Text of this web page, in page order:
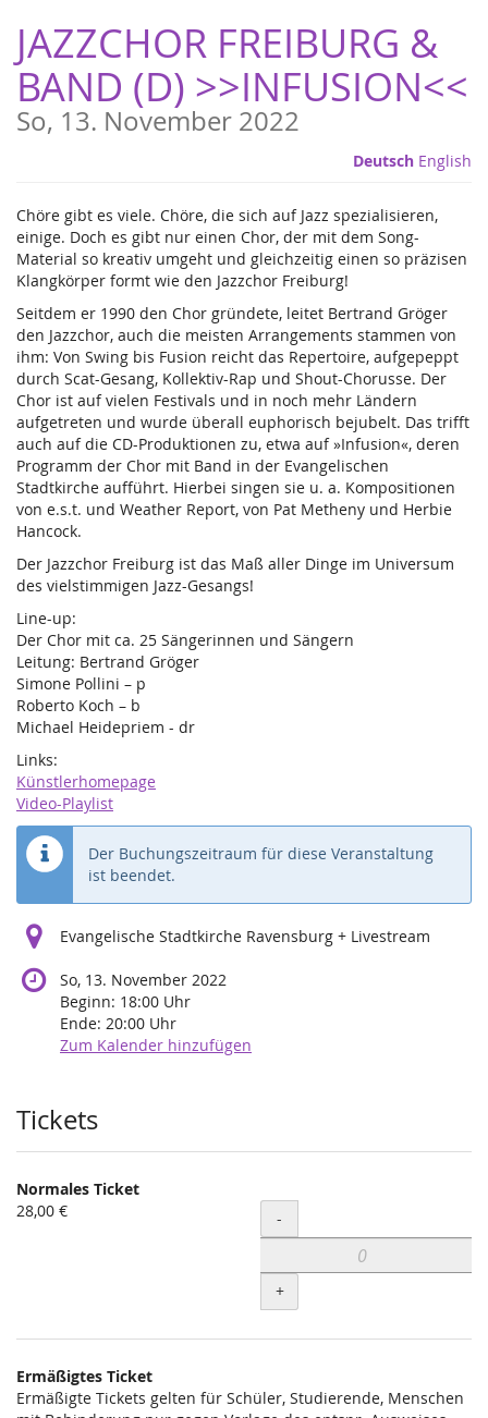
Haupt-
Inhalt
springen
JAZZCHOR FREIBURG &
BAND (D) >>INFUSION<<
So, 13. November 2022
Deutsch English
Chöre gibt es viele. Chöre, die sich auf Jazz spezialisieren,
einige. Doch es gibt nur einen Chor, der mit dem Song-
Material so kreativ umgeht und gleichzeitig einen so präzisen
Klangkörper formt wie den Jazzchor Freiburg!
Seitdem er 1990 den Chor gründete, leitet Bertrand Gröger
den Jazzchor, auch die meisten Arrangements stammen von
ihm: Von Swing bis Fusion reicht das Repertoire, aufgepeppt
durch Scat-Gesang, Kollektiv-Rap und Shout-Chorusse. Der
Chor ist auf vielen Festivals und in noch mehr Ländern
aufgetreten und wurde überall euphorisch bejubelt. Das trifft
auch auf die CD-Produktionen zu, etwa auf »Infusion«, deren
Programm der Chor mit Band in der Evangelischen
Stadtkirche aufführt. Hierbei singen sie u. a. Kompositionen
von e.s.t. und Weather Report, von Pat Metheny und Herbie
Hancock.
Der Jazzchor Freiburg ist das Maß aller Dinge im Universum
des vielstimmigen Jazz-Gesangs!
Line-up:
Der Chor mit ca. 25 Sängerinnen und Sängern
Leitung: Bertrand Gröger
Simone Pollini – p
Roberto Koch – b
Michael Heidepriem - dr
Links:
Künstlerhomepage
Video-Playlist
Der Buchungszeitraum für diese Veranstaltung
ist beendet.
Evangelische Stadtkirche Ravensburg + Livestream
So, 13. November 2022
Beginn: 18:00 Uhr
Ende: 20:00 Uhr
Zum Kalender hinzufügen
Produkte
Tickets
Normales Ticket
28,00 €
Menge
-
+
Ermäßigtes Ticket
Ermäßigte Tickets gelten für Schüler, Studierende, Menschen